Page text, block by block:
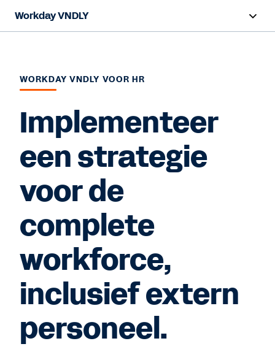
Workday VNDLY
Functies
Resources
Demo bekijken
WORKDAY VNDLY VOOR HR
Implementeer
een strategie
voor de
complete
workforce,
inclusief extern
personeel.